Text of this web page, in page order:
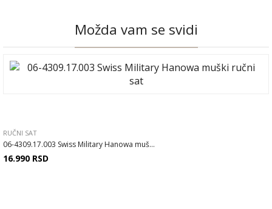
Možda vam se svidi
RUČNI SAT
06-4309.17.003 Swiss Military Hanowa muš...
16.990 RSD